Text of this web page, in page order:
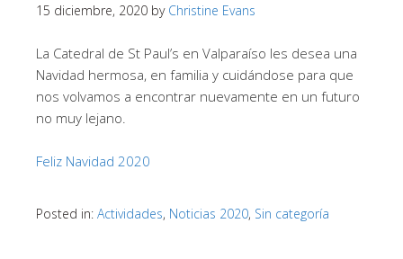
15 diciembre, 2020 by Christine Evans
La Catedral de St Paul’s en Valparaíso les desea una
Navidad hermosa, en familia y cuidándose para que
nos volvamos a encontrar nuevamente en un futuro
no muy lejano.
Feliz Navidad 2020
Posted in: Actividades, Noticias 2020, Sin categoría